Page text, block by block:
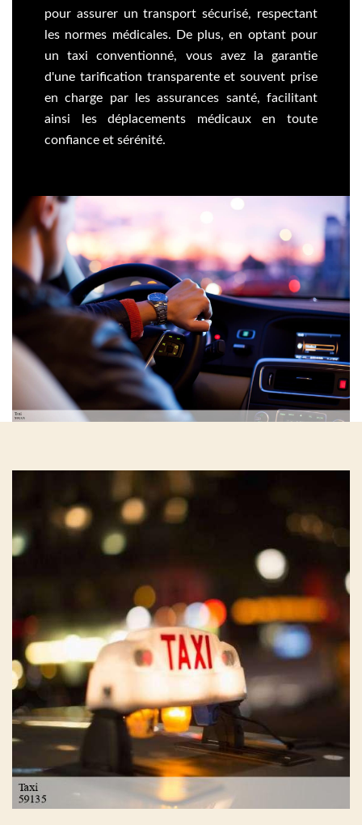
pour assurer un transport sécurisé, respectant
les normes médicales. De plus, en optant pour
un taxi conventionné, vous avez la garantie
d'une tarification transparente et souvent prise
en charge par les assurances santé, facilitant
ainsi les déplacements médicaux en toute
confiance et sérénité.